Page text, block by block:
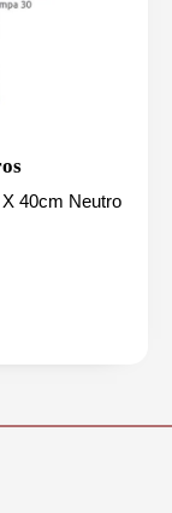
40cm Neutro